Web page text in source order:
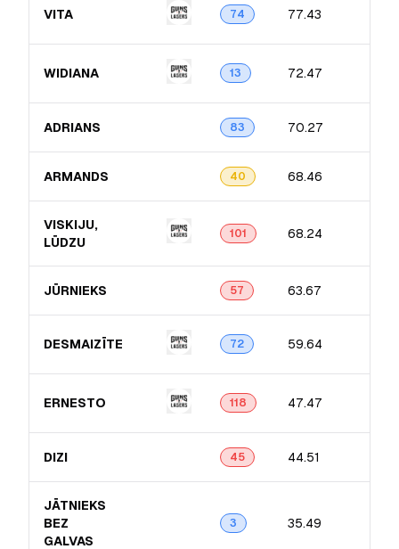
VITA 74 77.43
WIDIANA 13 72.47
ADRIANS 83 70.27
ARMANDS 40 68.46
VISKIJU,
LŪDZU
101 68.24
JŪRNIEKS 57 63.67
DESMAIZĪTE 72 59.64
ERNESTO 118 47.47
DIZI 45 44.51
JĀTNIEKS
BEZ
GALVAS
3 35.49